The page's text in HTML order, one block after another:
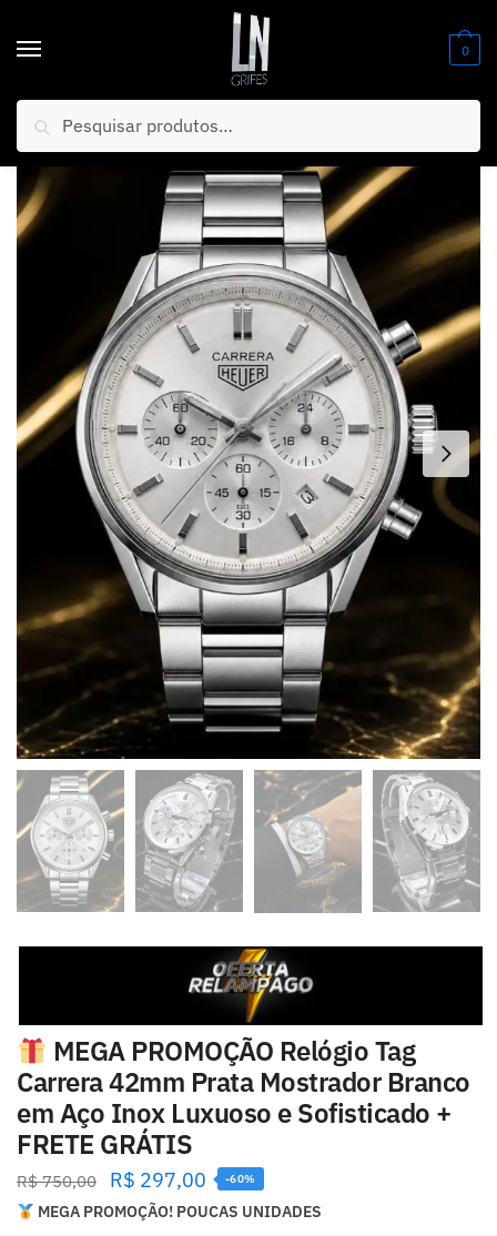
0
Início Relógios / Masculino /
MEGA PROMOÇÃO Relógio Tag
Carrera 42mm Prata Mostrador Branco
em Aço Inox Luxuoso e Sofisticado +
FRETE GRÁTIS
R$750,00 R$ 297,00 -60%
MEGA PROMOÇÃO! POUCAS UNIDADES